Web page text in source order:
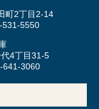
町2丁目2-14
5550
4丁目31-5
3060